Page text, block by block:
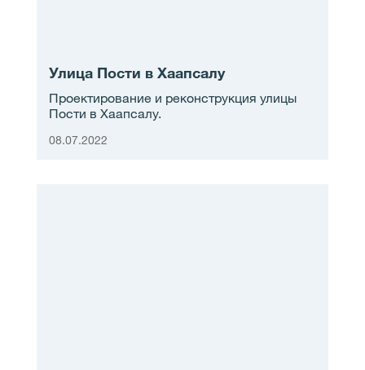
Улица Пости в Хаапсалу
Проектирование и реконструкция улицы
Пости в Хаапсалу.
08.07.2022